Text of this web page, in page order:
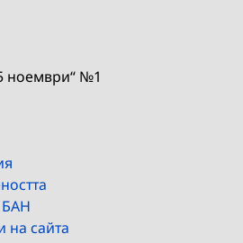
ноември“ №1
БАН
на сайта